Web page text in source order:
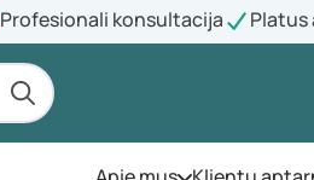
Profesionali konsultacija